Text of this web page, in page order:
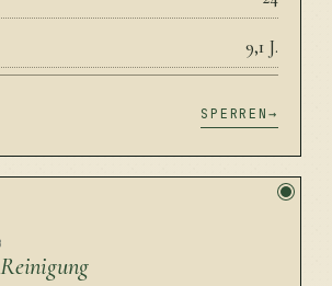
9,1 J.
SPERREN
Reinigung